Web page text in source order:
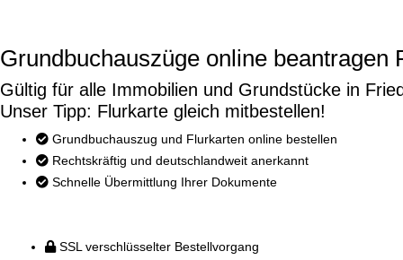
Grundbuchauszüge online beantragen
Gültig für alle Immobilien und Grundstücke in
Unser Tipp: Flurkarte gleich mitbestellen!
Grundbuchauszug und Flurkarten online bestellen
Rechtskräftig und deutschlandweit anerkannt
Schnelle Übermittlung Ihrer Dokumente
SSL verschlüsselter Bestellvorgang